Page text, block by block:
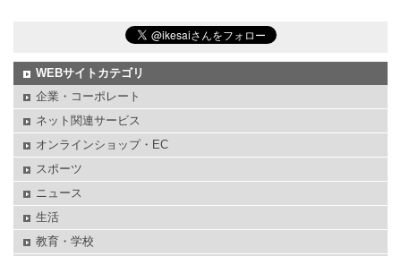
WEBサイトカテゴリ
企業・コーポレート
ネット関連サービス
オンラインショップ・EC
スポーツ
ニュース
生活
教育・学校